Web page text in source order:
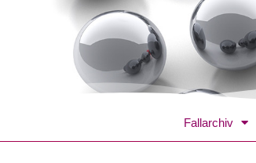
Fallarchiv